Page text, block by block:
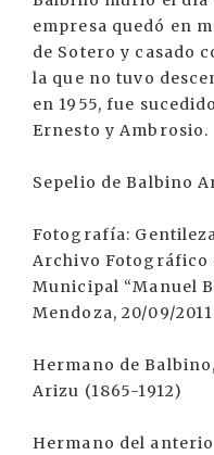
empresa quedó en
de Sotero y casado
la que no tuvo
en 1955, fue
Ernesto y Ambrosio.
Sepelio de Balbino
Fotografía:
Archivo Fotográfico
Municipal “Manuel
Mendoza, 20/09/
Hermano de
Arizu (1865-1912)
Hermano del